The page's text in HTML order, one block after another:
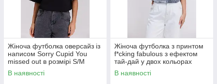
Жіноча футболка оверсайз із
написом Sorry Cupid You
missed out в розмірі S/M
В наявності
Жіноча футболка з принтом
f*cking fabulous з ефектом
тай-дай у двох кольорах
В наявності